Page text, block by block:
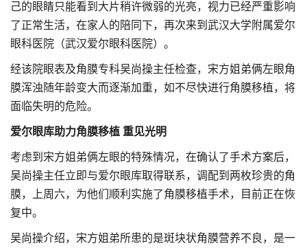
己的眼睛只能看到大片稍许微弱的光亮，视力已经严重影响
了正常生活，在家人的陪同下，再次来到武汉大学附属爱尔
眼科医院（武汉爱尔眼科医院）。
经该院眼表及角膜专科吴尚操主任检查，宋方姐弟俩左眼角
膜浑浊随年龄变大而逐渐加重，如不尽快进行角膜移植，将
面临失明的危险。
爱尔眼库助力角膜移植 重见光明
考虑到宋方姐弟俩左眼的特殊情况，在确认了手术方案后，
吴尚操主任立即与爱尔眼库取得联系，调配到两枚珍贵的角
膜，上周六，为他们顺利实施了角膜移植手术，目前正在恢
复中。
吴尚操介绍，宋方姐弟所患的是斑块状角膜营养不良，是一